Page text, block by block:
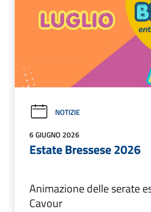
NOTIZIE
6 GIUGNO 2026
Estate Bressese 2026
Animazione delle serate
Cavour